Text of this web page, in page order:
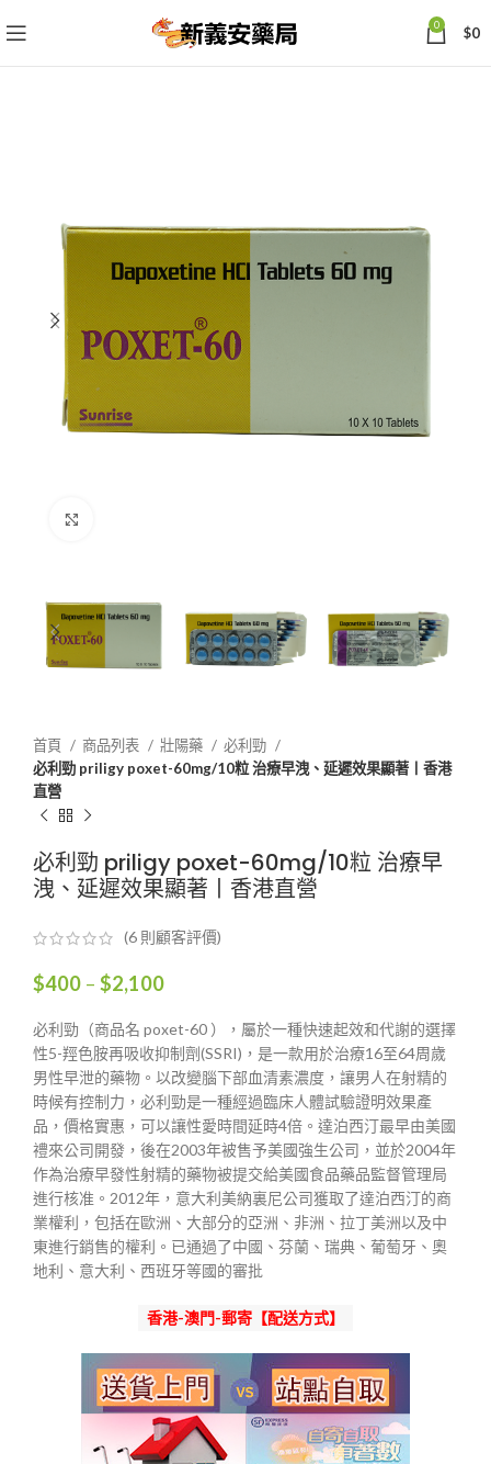
0 $0
首頁 商品列表 壯陽藥
必利勁
必利勁 priligy poxet-60mg/10粒 治療早洩、延遲效果顯著丨香港
直營
必利勁 priligy poxet-60mg/10粒 治療早
洩、延遲效果顯著丨香港直營
(6 則顧客評價)
$400 – $2,100價
範
圍：
$400
到
$2,100
必利勁（商品名 poxet-60 ），屬於一種快速起效和代謝的選擇
性5-羥色胺再吸收抑制劑(SSRI)，是一款用於治療16至64周歲
男性早泄的藥物。以改變腦下部血清素濃度，讓男人在射精的
時候有控制力，必利勁是一種經過臨床人體試驗證明效果產
品，價格實惠，可以讓性愛時間延時4倍。達泊西汀最早由美國
禮來公司開發，後在2003年被售予美國強生公司，並於2004年
作為治療早發性射精的藥物被提交給美國食品藥品監督管理局
進行核准。2012年，意大利美納裏尼公司獲取了達泊西汀的商
業權利，包括在歐洲、大部分的亞洲、非洲、拉丁美洲以及中
東進行銷售的權利。已通過了中國、芬蘭、瑞典、葡萄牙、奧
地利、意大利、西班牙等國的審批
香港-澳門-郵寄【配送方式】